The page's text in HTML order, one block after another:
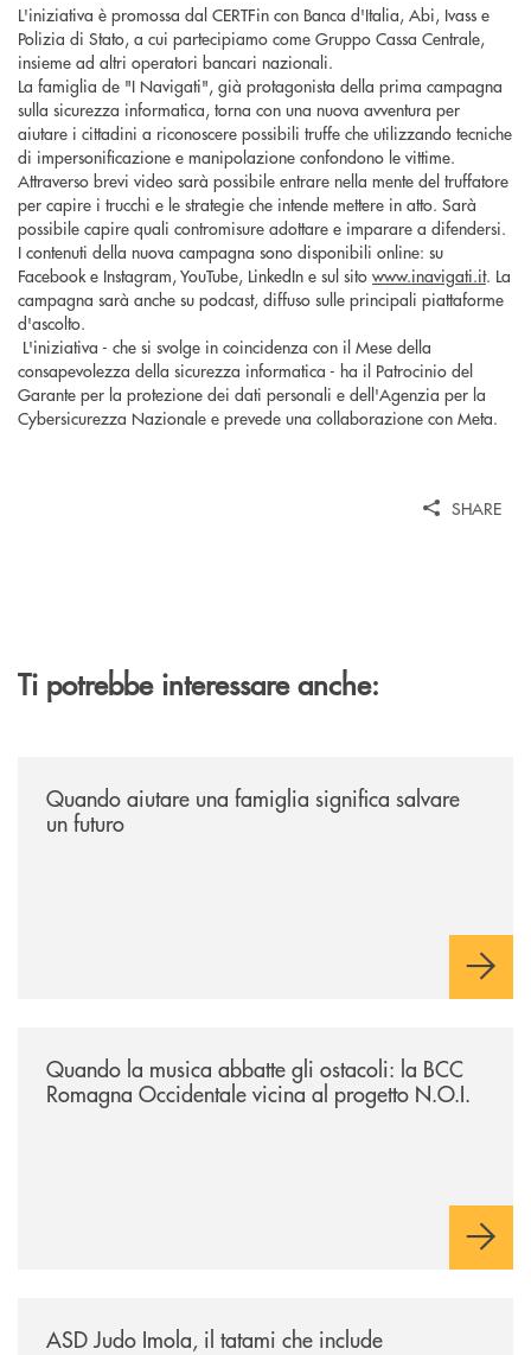
L'iniziativa è promossa dal CERTFin con Banca d'Italia, Abi, Ivass e
Polizia di Stato, a cui partecipiamo come Gruppo Cassa Centrale,
insieme ad altri operatori bancari nazionali.
La famiglia de "I Navigati", già protagonista della prima campagna
sulla sicurezza informatica, torna con una nuova avventura per
aiutare i cittadini a riconoscere possibili truffe che utilizzando tecniche
di impersonificazione e manipolazione confondono le vittime.
Attraverso brevi video sarà possibile entrare nella mente del truffatore
per capire i trucchi e le strategie che intende mettere in atto. Sarà
possibile capire quali contromisure adottare e imparare a difendersi.
I contenuti della nuova campagna sono disponibili online: su
Facebook e Instagram, YouTube, LinkedIn e sul sito www.inavigati.it. La
campagna sarà anche su podcast, diffuso sulle principali piattaforme
d'ascolto.
L'iniziativa - che si svolge in coincidenza con il Mese della
consapevolezza della sicurezza informatica - ha il Patrocinio del
Garante per la protezione dei dati personali e dell'Agenzia per la
Cybersicurezza Nazionale e prevede una collaborazione con Meta.
SHARE
Ti potrebbe interessare anche:
Quando aiutare una famiglia significa salvare
un futuro
Quando la musica abbatte gli ostacoli: la BCC
Romagna Occidentale vicina al progetto N.O.I.
ASD Judo Imola, il tatami che include